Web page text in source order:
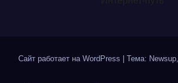
Сайт работает на WordPress Тема: